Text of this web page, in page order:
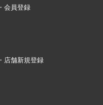
会員登録
店舗新規登録